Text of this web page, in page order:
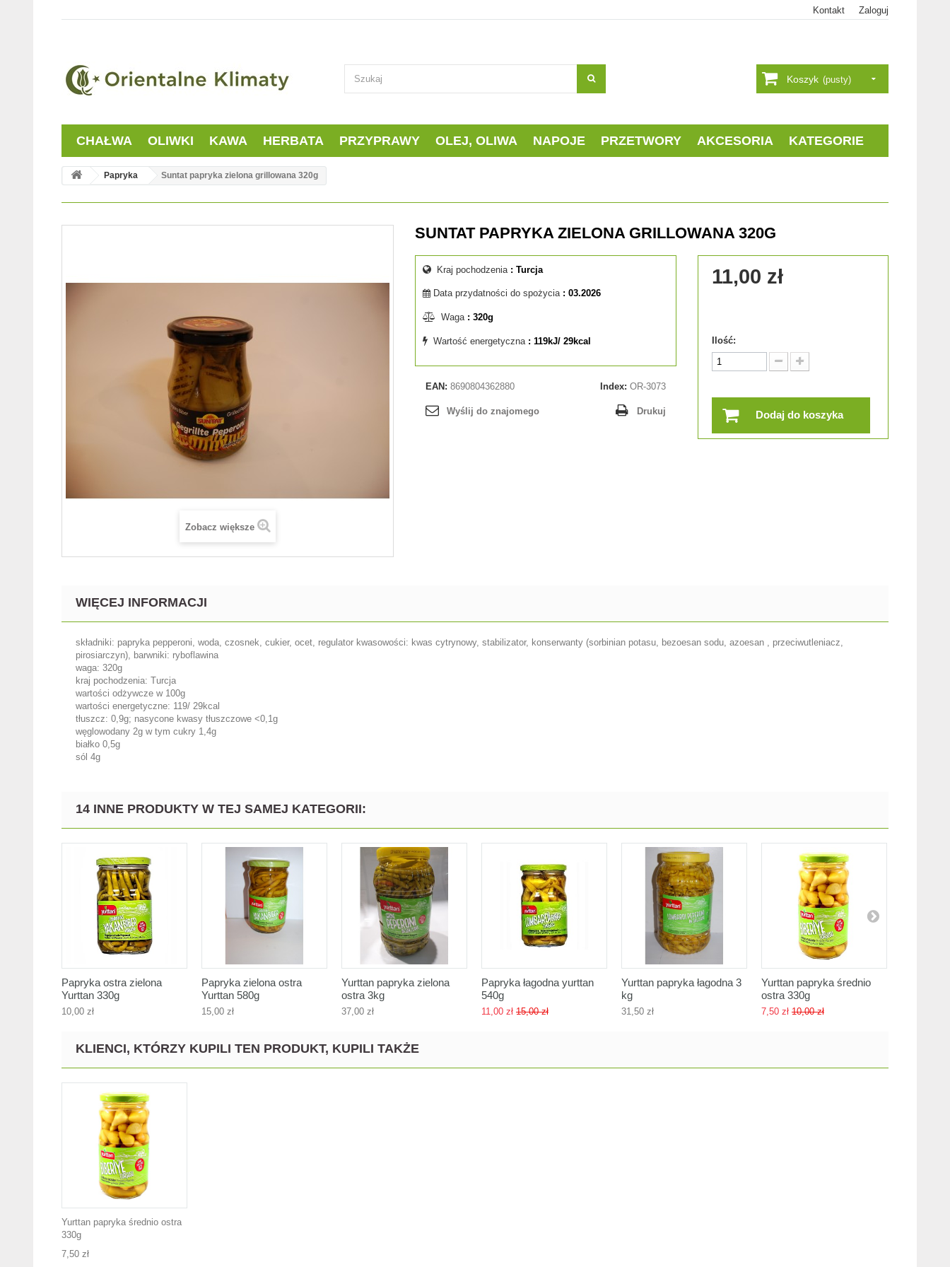
Zaloguj
Kontakt
Koszyk (pusty)
CHAŁWA OLIWKI KAWA HERBATA PRZYPRAWY OLEJ, OLIWA NAPOJE PRZETWORY AKCESORIA KATEGORIE
Papryka Suntat papryka zielona grillowana 320g
Zobacz większe
SUNTAT PAPRYKA ZIELONA GRILLOWANA 320G
Kraj pochodzenia: Turcja
Data przydatności do spożycia: 03.2026
Waga: 320g
Wartość energetyczna: 119kJ/ 29kcal
EAN: 8690804362880 Index: OR-3073
Wyślij do znajomego Drukuj
11,00 zł
Ilość:
Dodaj do koszyka
WIĘCEJ INFORMACJI
składniki: papryka pepperoni, woda, czosnek, cukier, ocet, regulator kwasowości: kwas cytrynowy, stabilizator, konserwanty (sorbinian potasu, bezoesan sodu, azoesan , przeciwutleniacz,
pirosiarczyn), barwniki: ryboflawina
waga: 320g
kraj pochodzenia: Turcja
wartości odżywcze w 100g
wartości energetyczne: 119/ 29kcal
tłuszcz: 0,9g; nasycone kwasy tłuszczowe <0,1g
węglowodany 2g w tym cukry 1,4g
białko 0,5g
sól 4g
14 INNE PRODUKTY W TEJ SAMEJ KATEGORII:
Papryka ostra zielona
Yurttan 330g
10,00 zł
Papryka zielona ostra
Yurttan 580g
15,00 zł
Yurttan papryka zielona
ostra 3kg
37,00 zł
Papryka łagodna yurttan
540g
11,00 zł 15,00 zł
Yurttan papryka łagodna 3
kg
31,50 zł
Yurttan papryka średnio
ostra 330g
7,50 zł 10,00 zł
KLIENCI, KTÓRZY KUPILI TEN PRODUKT, KUPILI TAKŻE
Yurttan papryka średnio ostra
330g
7,50 zł